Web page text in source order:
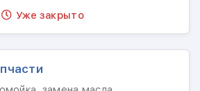
Уже закрыто